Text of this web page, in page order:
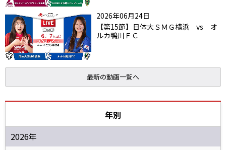
2026年06月24日
【第15節】日体大ＳＭＧ横浜 vs オ
ルカ鴨川ＦＣ
最新の動画一覧へ
年別
2026年